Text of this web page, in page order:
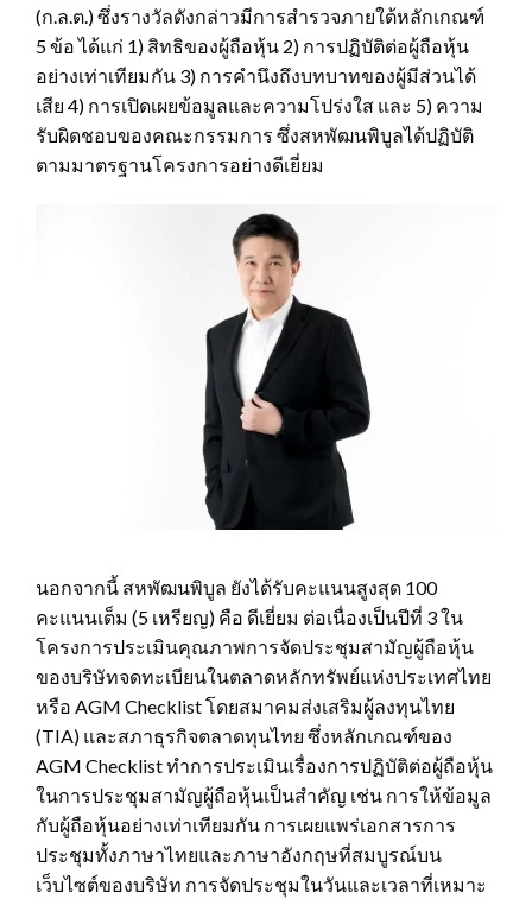
(ก.ล.ต.) ซึ่งรางวัลดังกล่าวมีการสำรวจภายใต้หลักเกณฑ์
5 ข้อ ได้แก่ 1) สิทธิของผู้ถือหุ้น 2) การปฏิบัติต่อผู้ถือหุ้น
อย่างเท่าเทียมกัน 3) การคำนึงถึงบทบาทของผู้มีส่วนได้
เสีย 4) การเปิดเผยข้อมูลและความโปร่งใส และ 5) ความ
รับผิดชอบของคณะกรรมการ ซึ่งสหพัฒนพิบูลได้ปฏิบัติ
ตามมาตรฐานโครงการอย่างดีเยี่ยม
นอกจากนี้ สหพัฒนพิบูล ยังได้รับคะแนนสูงสุด 100
คะแนนเต็ม (5 เหรียญ) คือ ดีเยี่ยม ต่อเนื่องเป็นปีที่ 3 ใน
โครงการประเมินคุณภาพการจัดประชุมสามัญผู้ถือหุ้น
ของบริษัทจดทะเบียนในตลาดหลักทรัพย์แห่งประเทศไทย
หรือ AGM Checklist โดยสมาคมส่งเสริมผู้ลงทุนไทย
(TIA) และสภาธุรกิจตลาดทุนไทย ซึ่งหลักเกณฑ์ของ
AGM Checklist ทำการประเมินเรื่องการปฏิบัติต่อผู้ถือหุ้น
ในการประชุมสามัญผู้ถือหุ้นเป็นสำคัญ เช่น การให้ข้อมูล
กับผู้ถือหุ้นอย่างเท่าเทียมกัน การเผยแพร่เอกสารการ
ประชุมทั้งภาษาไทยและภาษาอังกฤษที่สมบูรณ์บน
เว็บไซต์ของบริษัท การจัดประชุมในวันและเวลาที่เหมาะ